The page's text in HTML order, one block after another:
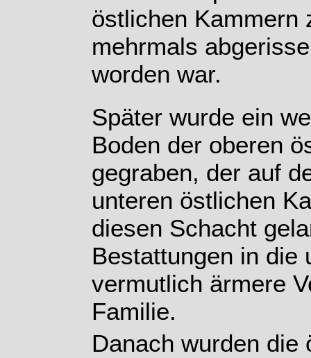
östlichen Kammern
mehrmals
worden war.
Später wurde ein
Boden der oberen
gegraben, der auf
unteren östlichen
diesen Schacht
Bestattungen in die
vermutlich ärmere
Familie.
Danach wurden die